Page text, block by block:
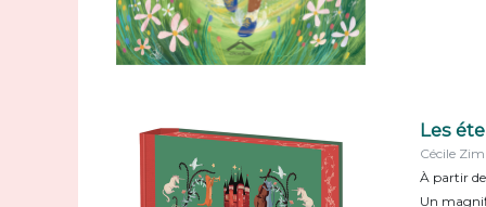
Les
Cécile
À partir
Un